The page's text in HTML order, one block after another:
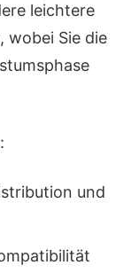
leichtere
wobei Sie die
und